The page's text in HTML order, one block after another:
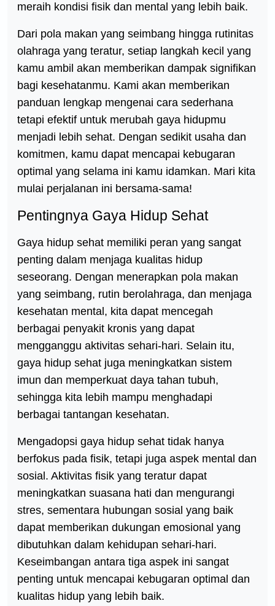
meraih kondisi fisik dan mental yang lebih baik.
Dari pola makan yang seimbang hingga rutinitas
olahraga yang teratur, setiap langkah kecil yang
kamu ambil akan memberikan dampak signifikan
bagi kesehatanmu. Kami akan memberikan
panduan lengkap mengenai cara sederhana
tetapi efektif untuk merubah gaya hidupmu
menjadi lebih sehat. Dengan sedikit usaha dan
komitmen, kamu dapat mencapai kebugaran
optimal yang selama ini kamu idamkan. Mari kita
mulai perjalanan ini bersama-sama!
Pentingnya Gaya Hidup Sehat
Gaya hidup sehat memiliki peran yang sangat
penting dalam menjaga kualitas hidup
seseorang. Dengan menerapkan pola makan
yang seimbang, rutin berolahraga, dan menjaga
kesehatan mental, kita dapat mencegah
berbagai penyakit kronis yang dapat
mengganggu aktivitas sehari-hari. Selain itu,
gaya hidup sehat juga meningkatkan sistem
imun dan memperkuat daya tahan tubuh,
sehingga kita lebih mampu menghadapi
berbagai tantangan kesehatan.
Mengadopsi gaya hidup sehat tidak hanya
berfokus pada fisik, tetapi juga aspek mental dan
sosial. Aktivitas fisik yang teratur dapat
meningkatkan suasana hati dan mengurangi
stres, sementara hubungan sosial yang baik
dapat memberikan dukungan emosional yang
dibutuhkan dalam kehidupan sehari-hari.
Keseimbangan antara tiga aspek ini sangat
penting untuk mencapai kebugaran optimal dan
kualitas hidup yang lebih baik.